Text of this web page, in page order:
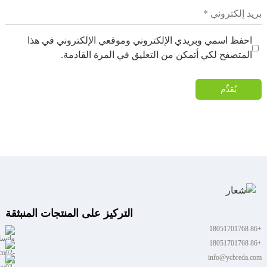
احفظ اسمي وبريدي الإلكتروني وموقعي الإلكتروني في هذا
المتصفح لكي أتمكن من التعليق في المرة القادمة.
يُقدِّم
التركيز على المنتجات المنبثقة
+86 18051701768
+86 18051701768
info@ycbreda.com